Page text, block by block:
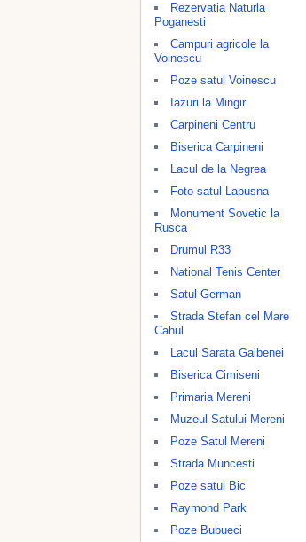
Rezervatia Naturla
Poganesti
Campuri agricole la
Voinescu
Poze satul Voinescu
Iazuri la Mingir
Carpineni Centru
Biserica Carpineni
Lacul de la Negrea
Foto satul Lapusna
Monument Sovetic la
Rusca
Drumul R33
National Tenis Center
Satul German
Strada Stefan cel Mare
Cahul
Lacul Sarata Galbenei
Biserica Cimiseni
Primaria Mereni
Muzeul Satului Mereni
Poze Satul Mereni
Strada Muncesti
Poze satul Bic
Raymond Park
Poze Bubueci